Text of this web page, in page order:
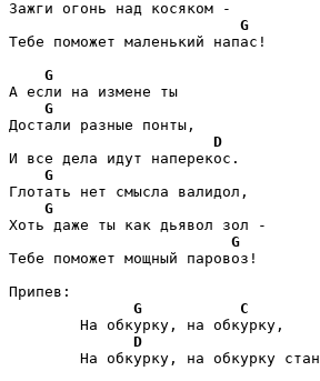
Зажги огонь над косяком -
G
Тебе поможет маленький напас!
G
А если на измене ты
G
Достали разные понты,
D
И все дела идут наперекос.
G
Глотать нет смысла валидол,
G
Хоть даже ты как дьявол зол -
G
Тебе поможет мощный паровоз!
Припев:
G
C
D